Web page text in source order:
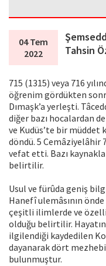
04 Tem
2022
Tahsin
715 (1315) veya 716
öğrenim gördükten
Dımaşk’a yerleşti.
diğer bazı hocalardan
ve Kudüs’te bir müddet
döndü. 5 Cemâziyelâhir
vefat etti. Bazı
belirtilir.
Usul ve fürûda geniş
Hanefî ulemâsının
çeşitli ilimlerde ve
olduğu belirtilir.
ilgilendiği kaydedilen
dayanarak dört
bulunmuştur.